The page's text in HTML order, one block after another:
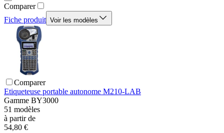
Comparer
Fiche produit Voir les modèles
Comparer
Etiqueteuse portable autonome M210-LAB
Gamme BY3000
51 modèles
à partir de
54,80 €